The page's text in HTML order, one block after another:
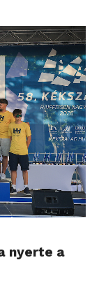
nyerte a